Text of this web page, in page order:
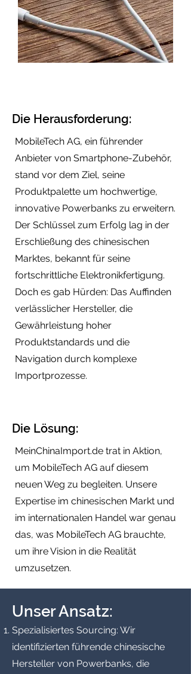
Die Herausforderung:
MobileTech AG, ein führender
Anbieter von Smartphone-Zubehör,
stand vor dem Ziel, seine
Produktpalette um hochwertige,
innovative Powerbanks zu erweitern.
Der Schlüssel zum Erfolg lag in der
Erschließung des chinesischen
Marktes, bekannt für seine
fortschrittliche Elektronikfertigung.
Doch es gab Hürden: Das Auffinden
verlässlicher Hersteller, die
Gewährleistung hoher
Produktstandards und die
Navigation durch komplexe
Importprozesse.
Die Lösung:
MeinChinaImport.de trat in Aktion,
um MobileTech AG auf diesem
neuen Weg zu begleiten. Unsere
Expertise im chinesischen Markt und
im internationalen Handel war genau
das, was MobileTech AG brauchte,
um ihre Vision in die Realität
umzusetzen.
Unser Ansatz:
Spezialisiertes Sourcing: Wir
identifizierten führende chinesische
Hersteller von Powerbanks, die